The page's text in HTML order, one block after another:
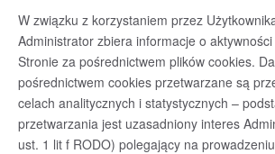
W związku z korzystaniem przez
Administrator zbiera informacje o
Stronie za pośrednictwem plików cookies.
pośrednictwem cookies przetwarzane są
celach analitycznych i statystycznych –
przetwarzania jest uzasadniony interes
ust. 1 lit f RODO) polegający na